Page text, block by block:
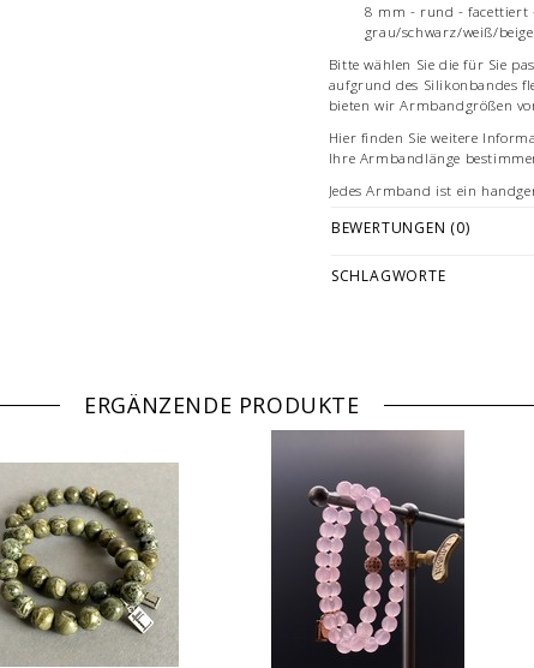
8 mm - rund - facettiert
grau/schwarz/weiß/
Bitte wählen Sie die für Sie
aufgrund des Silikonbandes
bieten wir Armbandgrößen
Hier finden Sie weitere
Ihre Armbandlänge
Jedes Armband ist ein
Eigenschaften sind nicht
Einzelelmente des
© Fotografie: Andreas Saxton,
BEWERTUNGEN (0)
SCHLAGWORTE
ERGÄNZENDE PRODUKTE